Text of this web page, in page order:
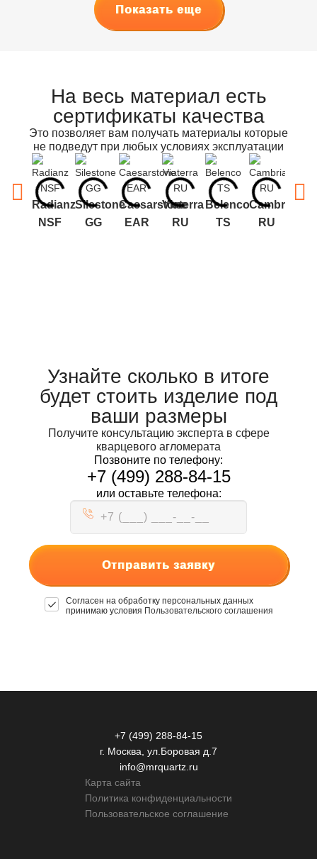
Показать еще
На весь материал есть
сертификаты качества
Это позволяет вам получать материалы которые
не подведут при любых условиях эксплуатации
Radianz
NSF
Silestone
GG
Caesarstone
EAR
Viaterra
RU
Belenco
TS
Cambria
RU
Узнайте сколько в итоге
будет стоить изделие под
ваши размеры
Получите консультацию эксперта в сфере
кварцевого агломерата
Позвоните по телефону:
+7 (499) 288-84-15
или оставьте телефона:
Отправить заявку
Согласен на обработку персональных данных
принимаю условия Пользовательского соглашения
+7 (499) 288-84-15
г. Москва, ул.Боровая д.7
info@mrquartz.ru
Карта сайта
Политика конфиденциальности
Пользовательское соглашение